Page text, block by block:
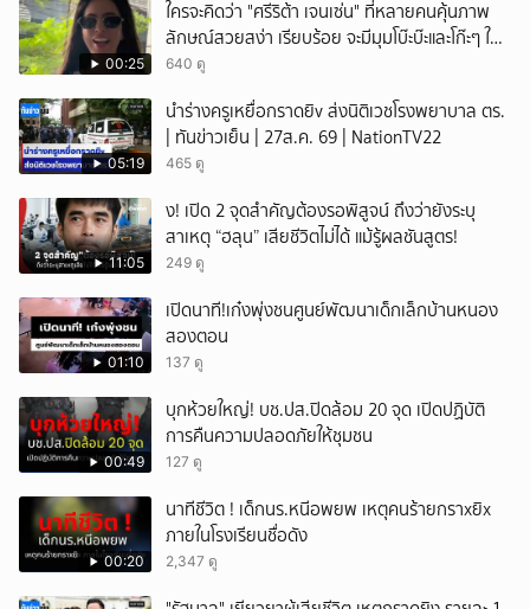
00:25
ใครจะคิดว่า "ศรีริต้า เจนเซ่น" ที่หลายคนคุ้นภาพ
ลักษณ์สวยสง่า เรียบร้อย จะมีมุมโบ๊ะบ๊ะและโก๊ะๆ ให้
ได้อมยิ้มเหมือนกัน งานนี้ทำเอาแฟนๆ ทั้งเอ็นดูทั้ง
640 ดู
05:19
นำร่างครูเหยื่อกราดยิv ส่งนิติเวชโรงพยาบาล ตร.
| ทันข่าวเย็น | 27ส.ค. 69 | NationTV22
465 ดู
11:05
ึ้ง! เปิด 2 จุดสำคัญต้องรอพิสูจน์ ถึงว่ายังระบุ
สาเหตุ “ฮลุน” เสียชีวิตไม่ได้ แม้รู้ผลชันสูตร!
249 ดู
01:10
เปิดนาที!เก๋งพุ่งชนศูนย์พัฒนาเด็กเล็กบ้านหนอง
สองตอน
137 ดู
00:49
บุกห้วยใหญ่! บช.ปส.ปิดล้อม 20 จุด เปิดปฏิบัติ
การคืนความปลอดภัยให้ชุมชน
127 ดู
00:20
นาทีชีวิต ! เด็กนร.หนีอพยพ เหตุคนร้ายกราxยิx
ภายในโรงเรียนชื่อดัง
2,347 ดู